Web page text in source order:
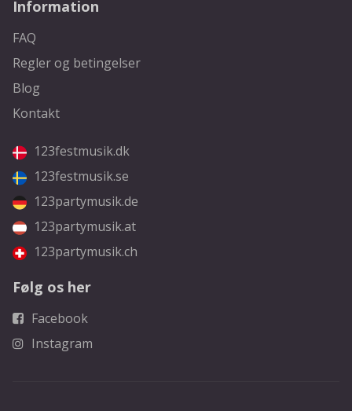
Information
FAQ
Regler og betingelser
Blog
Kontakt
123festmusik.dk
123festmusik.se
123partymusik.de
123partymusik.at
123partymusik.ch
Følg os her
Facebook
Instagram